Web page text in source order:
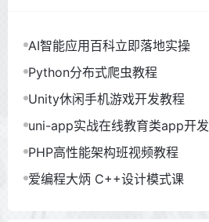
AI智能应用百科立即落地实操
Python分布式爬虫教程
Unity休闲手机游戏开发教程
uni-app实战在线教育类app开发
PHP高性能架构班视频教程
爱编程大炳 C++设计模式课